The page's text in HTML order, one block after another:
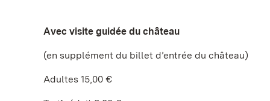
Avec visite guidée du château
(en supplément du billet d’entrée du château)
Adultes 15,00 €